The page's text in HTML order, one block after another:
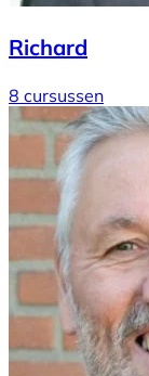
Richard
8 cursussen